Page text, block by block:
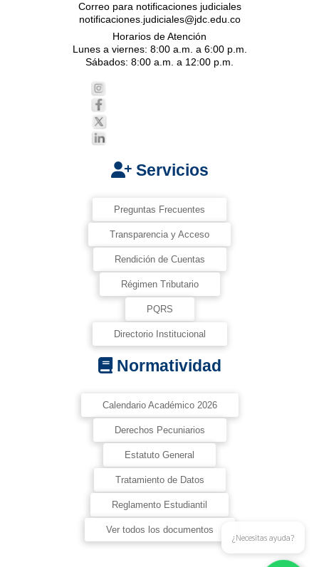
Correo para notificaciones judiciales
notificaciones.judiciales@jdc.edu.co
Horarios de Atención
Lunes a viernes: 8:00 a.m. a 6:00 p.m.
Sábados: 8:00 a.m. a 12:00 p.m.
Servicios
Preguntas Frecuentes
Transparencia y Acceso
Rendición de Cuentas
Régimen Tributario
PQRS
Directorio Institucional
Normatividad
Calendario Académico 2026
Derechos Pecuniarios
Estatuto General
Tratamiento de Datos
Reglamento Estudiantil
Ver todos los documentos
¿Necesitas ayuda?